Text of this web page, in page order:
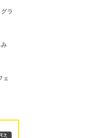
ラ
み
ェ